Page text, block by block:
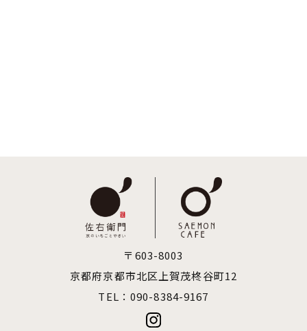
〒603-8003
​​​​​​​京都府京都市北区上賀茂柊谷町12
TEL： 090-8384-9167